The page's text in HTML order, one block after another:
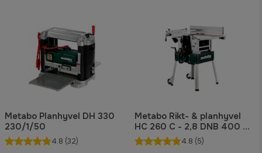
Metabo Planhyvel DH 330
230/1/50
4.8 (32)
Metabo Rikt- & planhyvel
HC 260 C - 2,8 DNB 400 V
3-fas
4.8 (5)